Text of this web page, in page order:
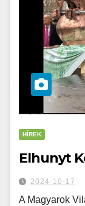
HÍREK
Elhunyt
2024-10-17
A Magyarok